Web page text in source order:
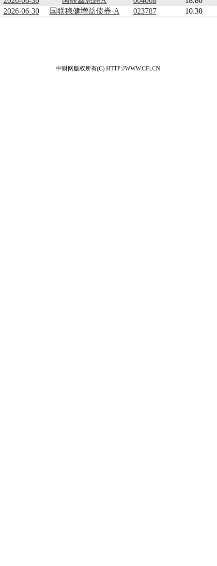
2026-06-30
国联稳健增益债券-A 023787 10.30
中财网版权所有(C) HTTP://WWW.CFi.CN